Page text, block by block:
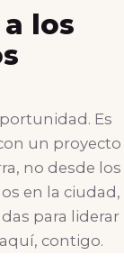
los
Es
un proyecto
no desde los
en la ciudad,
para liderar
contigo.